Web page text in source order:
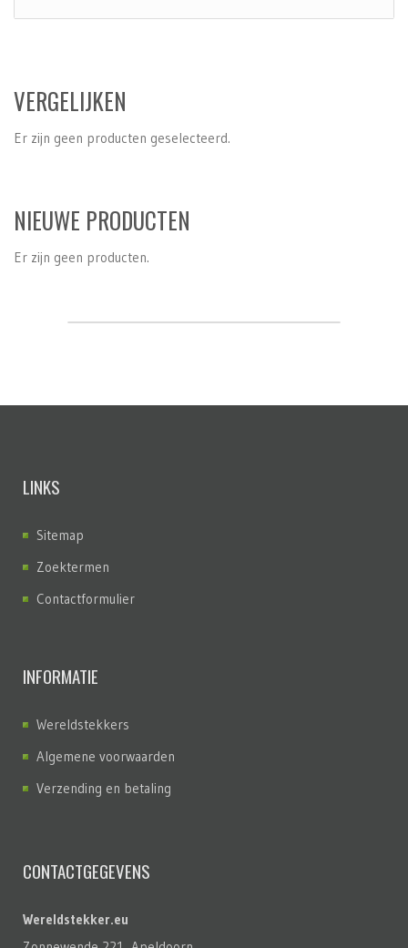
VERGELIJKEN
Er zijn geen producten geselecteerd.
NIEUWE PRODUCTEN
Er zijn geen producten.
LINKS
Sitemap
Zoektermen
Contactformulier
INFORMATIE
Wereldstekkers
Algemene voorwaarden
Verzending en betaling
CONTACTGEGEVENS
Wereldstekker.eu